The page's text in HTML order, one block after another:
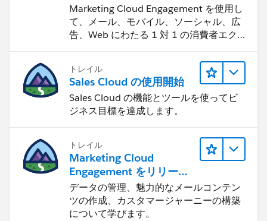
Marketing Cloud Engagement を使用し
て、メール、モバイル、ソーシャル、広
告、Web にわたる 1 対 1 の消費者エク
トレイル
Sales Cloud の使用開始
Sales Cloud の機能とツールを使ってビ
ジネス目標を達成します。
トレイル
Marketing Cloud
Engagement をリリース
する
データの管理、魅力的なメールコンテン
ツの作成、カスタマージャーニーの構築
について学びます。